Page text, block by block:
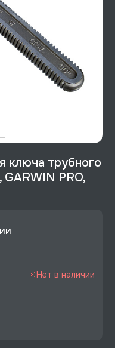
ключа трубного
GARWIN PRO,
Нет в наличии